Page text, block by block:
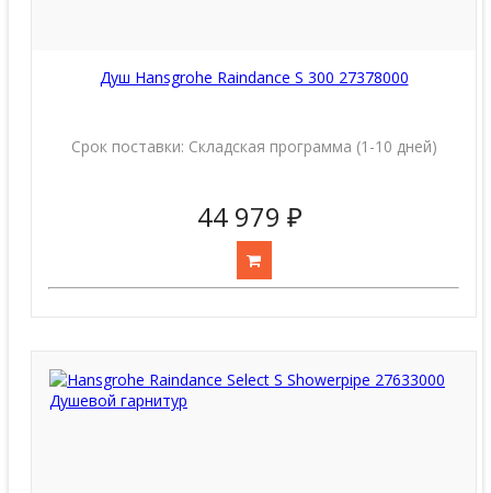
Душ Hansgrohe Raindance S 300 27378000
Срок поставки: Складская программа (1-10 дней)
44 979 ₽